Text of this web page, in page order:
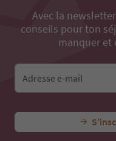
Avec la
conseils pour ton
manquer et
Adresse e-mail